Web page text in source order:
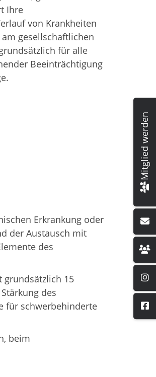
Ihre
von Krankheiten
gesellschaftlichen
für alle
Beeinträchtigung
Erkrankung oder
der Austausch mit
des
grundsätzlich 15
des
für schwerbehinderte
beim
Mitglied werden